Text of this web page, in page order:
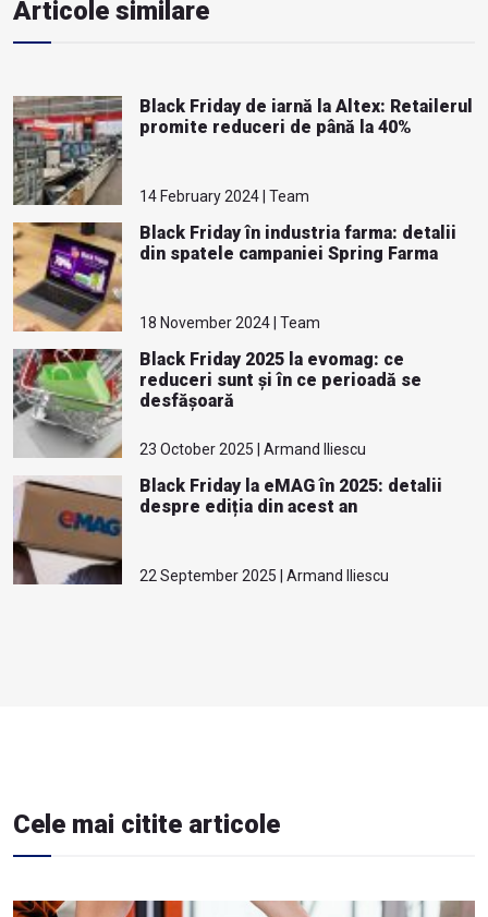
Articole similare
Black Friday de iarnă la Altex: Retailerul
promite reduceri de până la 40%
14 February 2024 | Team
Black Friday în industria farma: detalii
din spatele campaniei Spring Farma
18 November 2024 | Team
Black Friday 2025 la evomag: ce
reduceri sunt și în ce perioadă se
desfășoară
23 October 2025 | Armand Iliescu
Black Friday la eMAG în 2025: detalii
despre ediția din acest an
22 September 2025 | Armand Iliescu
Cele mai citite articole